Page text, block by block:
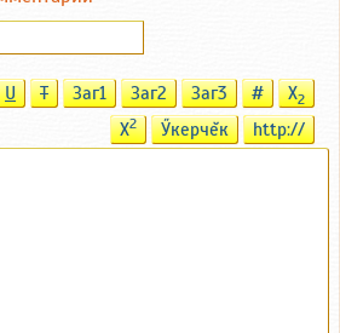
U T Заг1 Заг2 Заг3 # X2
X2 Ӳкерчĕк http://